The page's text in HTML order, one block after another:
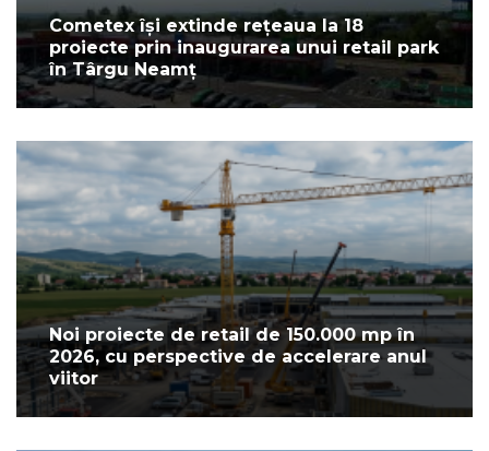
Cometex își extinde rețeaua la 18
proiecte prin inaugurarea unui retail park
în Târgu Neamț
Noi proiecte de retail de 150.000 mp în
2026, cu perspective de accelerare anul
viitor